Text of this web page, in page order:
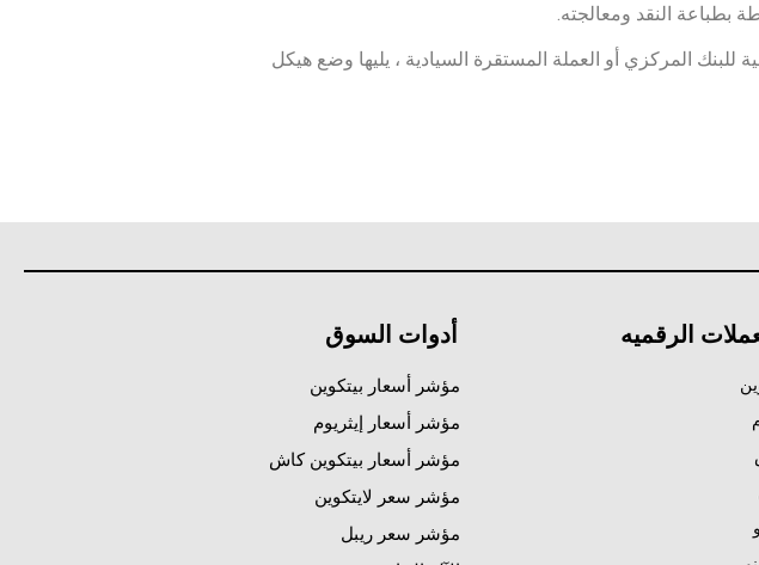
بطباعة النقد ومعالجته.
المركزي أو العملة المستقرة السيادية ، يليها وضع هيكل
الرقميه أدوات السوق
مؤشر أسعار بيتكوين
مؤشر أسعار إيثريوم
مؤشر أسعار بيتكوين كاش
مؤشر سعر لايتكوين
مؤشر سعر ريبل